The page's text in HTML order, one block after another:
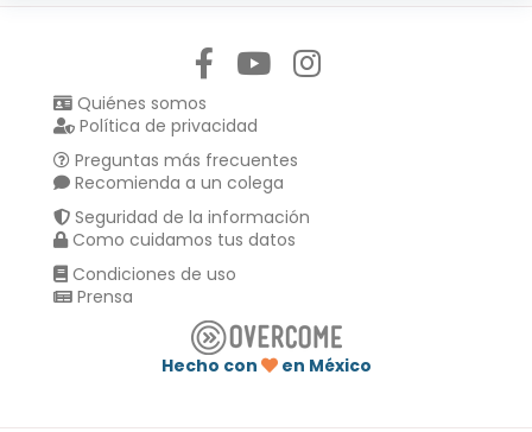
Quiénes somos
Política de privacidad
Preguntas más frecuentes
Recomienda a un colega
Seguridad de la información
Como cuidamos tus datos
Condiciones de uso
Prensa
Hecho con
en México